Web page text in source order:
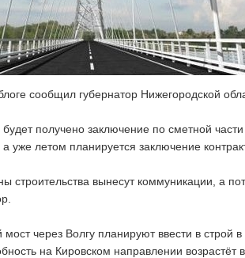
сообщил губернатор Нижегородской
получено заключение по сметной части
уже летом планируется заключение
строительства вынесут коммуникации, а
через Волгу планируют ввести в строй в
на Кировском направлении возрастёт